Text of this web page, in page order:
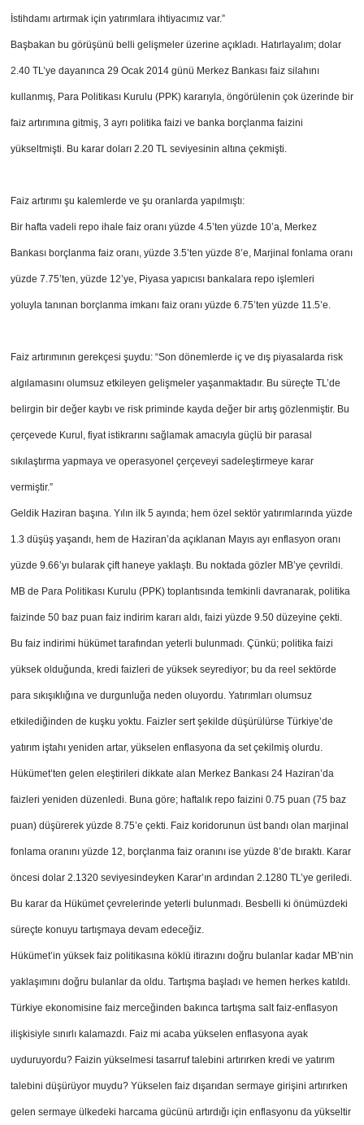
İstihdamı artırmak için yatırımlara ihtiyacımız var.”
Başbakan bu görüşünü belli gelişmeler üzerine açıkladı. Hatırlayalım; dolar
2.40 TL’ye dayanınca 29 Ocak 2014 günü Merkez Bankası faiz silahını
kullanmış, Para Politikası Kurulu (PPK) kararıyla, öngörülenin çok üzerinde bir
faiz artırımına gitmiş, 3 ayrı politika faizi ve banka borçlanma faizini
yükseltmişti. Bu karar doları 2.20 TL seviyesinin altına çekmişti.
Faiz artırımı şu kalemlerde ve şu oranlarda yapılmıştı:
Bir hafta vadeli repo ihale faiz oranı yüzde 4.5’ten yüzde 10’a, Merkez
Bankası borçlanma faiz oranı, yüzde 3.5’ten yüzde 8’e, Marjinal fonlama oranı
yüzde 7.75’ten, yüzde 12’ye, Piyasa yapıcısı bankalara repo işlemleri
yoluyla tanınan borçlanma imkanı faiz oranı yüzde 6.75’ten yüzde 11.5’e.
Faiz artırımının gerekçesi şuydu: “Son dönemlerde iç ve dış piyasalarda risk
algılamasını olumsuz etkileyen gelişmeler yaşanmaktadır. Bu süreçte TL’de
belirgin bir değer kaybı ve risk priminde kayda değer bir artış gözlenmiştir. Bu
çerçevede Kurul, fiyat istikrarını sağlamak amacıyla güçlü bir parasal
sıkılaştırma yapmaya ve operasyonel çerçeveyi sadeleştirmeye karar
vermiştir.”
Geldik Haziran başına. Yılın ilk 5 ayında; hem özel sektör yatırımlarında yüzde
1.3 düşüş yaşandı, hem de Haziran’da açıklanan Mayıs ayı enflasyon oranı
yüzde 9.66’yı bularak çift haneye yaklaştı. Bu noktada gözler MB’ye çevrildi.
MB de Para Politikası Kurulu (PPK) toplantısında temkinli davranarak, politika
faizinde 50 baz puan faiz indirim kararı aldı, faizi yüzde 9.50 düzeyine çekti.
Bu faiz indirimi hükümet tarafından yeterli bulunmadı. Çünkü; politika faizi
yüksek olduğunda, kredi faizleri de yüksek seyrediyor; bu da reel sektörde
para sıkışıklığına ve durgunluğa neden oluyordu. Yatırımları olumsuz
etkilediğinden de kuşku yoktu. Faizler sert şekilde düşürülürse Türkiye’de
yatırım iştahı yeniden artar, yükselen enflasyona da set çekilmiş olurdu.
Hükümet’ten gelen eleştirileri dikkate alan Merkez Bankası 24 Haziran’da
faizleri yeniden düzenledi. Buna göre; haftalık repo faizini 0.75 puan (75 baz
puan) düşürerek yüzde 8.75’e çekti. Faiz koridorunun üst bandı olan marjinal
fonlama oranını yüzde 12, borçlanma faiz oranını ise yüzde 8’de bıraktı. Karar
öncesi dolar 2.1320 seviyesindeyken Karar’ın ardından 2.1280 TL’ye geriledi.
Bu karar da Hükümet çevrelerinde yeterli bulunmadı. Besbelli ki önümüzdeki
süreçte konuyu tartışmaya devam edeceğiz.
Hükümet’in yüksek faiz politikasına köklü itirazını doğru bulanlar kadar MB’nin
yaklaşımını doğru bulanlar da oldu. Tartışma başladı ve hemen herkes katıldı.
Türkiye ekonomisine faiz merceğinden bakınca tartışma salt faiz-enflasyon
ilişkisiyle sınırlı kalamazdı. Faiz mi acaba yükselen enflasyona ayak
uyduruyordu? Faizin yükselmesi tasarruf talebini artırırken kredi ve yatırım
talebini düşürüyor muydu? Yükselen faiz dışarıdan sermaye girişini artırırken
gelen sermaye ülkedeki harcama gücünü artırdığı için enflasyonu da yükseltir